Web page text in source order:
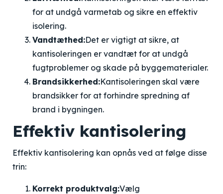
for at undgå varmetab og sikre en effektiv
isolering.
Vandtæthed:Det er vigtigt at sikre, at
kantisoleringen er vandtæt for at undgå
fugtproblemer og skade på byggematerialer.
Brandsikkerhed:Kantisoleringen skal være
brandsikker for at forhindre spredning af
brand i bygningen.
Effektiv kantisolering
Effektiv kantisolering kan opnås ved at følge disse
trin:
Korrekt produktvalg:Vælg